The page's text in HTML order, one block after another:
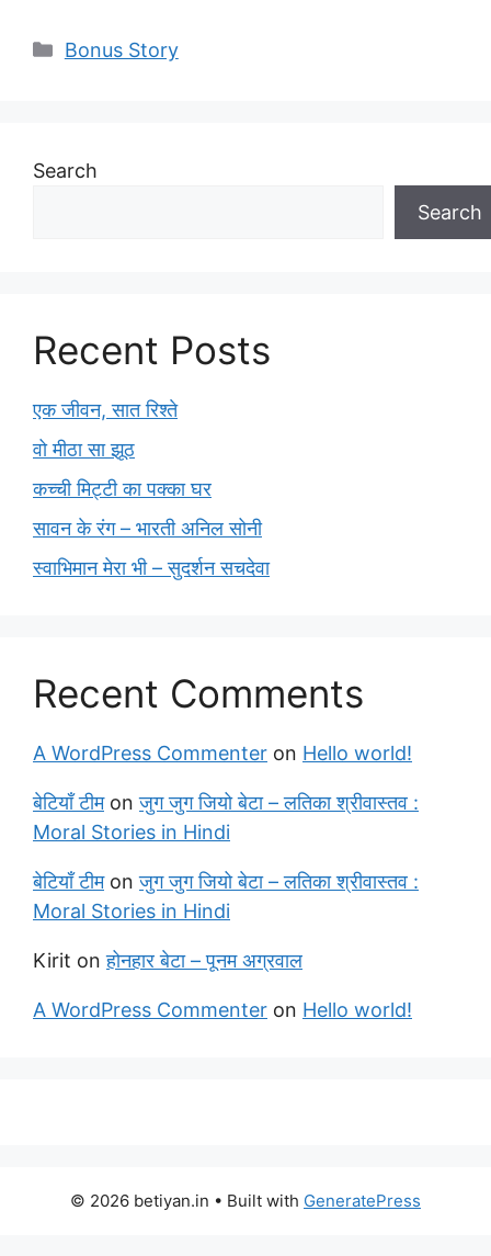
Categories
Bonus Story
Search
Search
Recent Posts
एक जीवन, सात रिश्ते
वो मीठा सा झूठ
कच्ची मिट्टी का पक्का घर
सावन के रंग – भारती अनिल सोनी
स्वाभिमान मेरा भी – सुदर्शन सचदेवा
Recent Comments
A WordPress Commenter on Hello world!
बेटियाँ टीमonजुग जुग जियो बेटा – लतिका श्रीवास्तव :
Moral Stories in Hindi
बेटियाँ टीमonजुग जुग जियो बेटा – लतिका श्रीवास्तव :
Moral Stories in Hindi
Kirit onहोनहार बेटा – पूनम अग्रवाल
A WordPress Commenter on Hello world!
© 2026 betiyan.in • Built with GeneratePress